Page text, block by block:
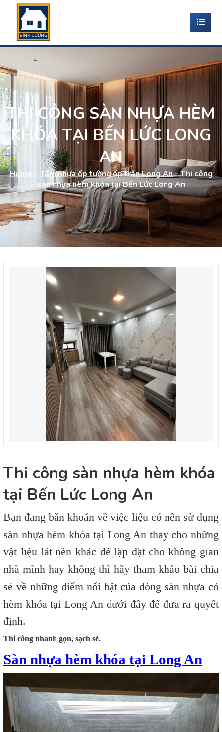
THI CÔNG SÀN NHỰA HÈM
KHÓA TẠI BẾN LỨC LONG
AN
Home - Tấm nhựa ốp tường ốp trần Long An-Thi công
sàn nhựa hèm khóa tại Bến Lức Long An
Thi công sàn nhựa hèm khóa
tại Bến Lức Long An
Bạn đang băn khoăn về việc liệu có nên sử dụng
sàn nhựa hèm khóa tại Long An thay cho những
vật liệu lát nền khác để lặp đặt cho không gian
nhà mình hay không thì hãy tham khảo bài chia
sẻ về những điểm nổi bật của dòng sàn nhựa có
hèm khóa tại Long An dưới đây để đưa ra quyết
định.
Thi công nhanh gọn, sạch sẽ.
Sàn nhựa hèm khóa tại Long An